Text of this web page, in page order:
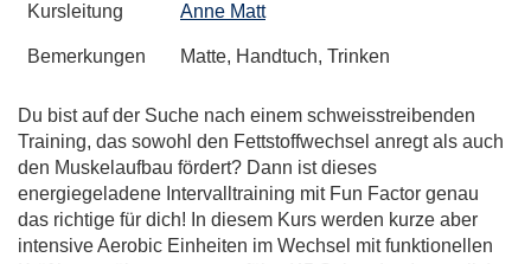
Kursleitung Anne Matt
Bemerkungen Matte, Handtuch, Trinken
Du bist auf der Suche nach einem schweisstreibenden
Training, das sowohl den Fettstoffwechsel anregt als auch
den Muskelaufbau fördert? Dann ist dieses
energiegeladene Intervalltraining mit Fun Factor genau
das richtige für dich! In diesem Kurs werden kurze aber
intensive Aerobic Einheiten im Wechsel mit funktionellen